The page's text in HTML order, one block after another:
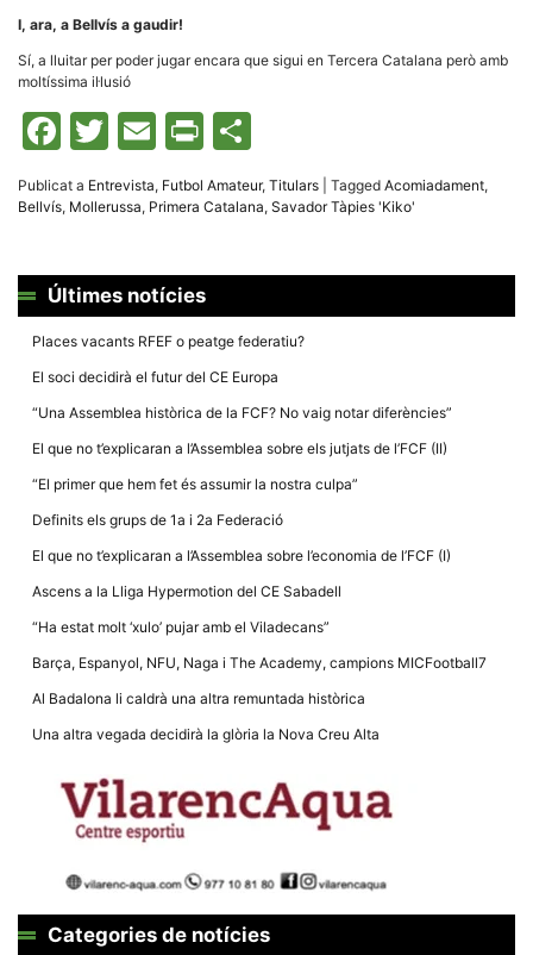
I, ara, a Bellvís a gaudir!
Sí, a lluitar per poder jugar encara que sigui en Tercera Catalana però amb
moltíssima il·lusió
Facebook
Twitter
Email
Print
Publicat a Entrevista, Futbol Amateur, Titulars Tagged Acomiadament,
Bellvís, Mollerussa, Primera Catalana, Savador Tàpies 'Kiko'
Últimes notícies
Places vacants RFEF o peatge federatiu?
El soci decidirà el futur del CE Europa
“Una Assemblea històrica de la FCF? No vaig notar diferències”
El que no t’explicaran a l’Assemblea sobre els jutjats de l’FCF (II)
“El primer que hem fet és assumir la nostra culpa”
Definits els grups de 1a i 2a Federació
El que no t’explicaran a l’Assemblea sobre l’economia de l’FCF (I)
Ascens a la Lliga Hypermotion del CE Sabadell
“Ha estat molt ‘xulo’ pujar amb el Viladecans”
Barça, Espanyol, NFU, Naga i The Academy, campions MICFootball7
Al Badalona li caldrà una altra remuntada històrica
Una altra vegada decidirà la glòria la Nova Creu Alta
Categories de notícies